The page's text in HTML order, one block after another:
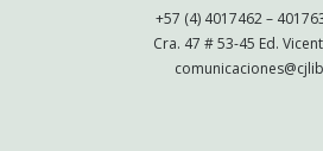
+57 (4) 4017462 –
Cra. 47 # 53-45 Ed.